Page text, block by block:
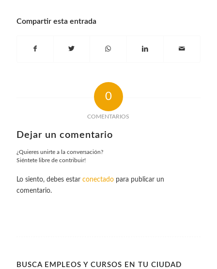
Compartir esta entrada
0
COMENTARIOS
Dejar un comentario
¿Quieres unirte a la conversación?
Siéntete libre de contribuir!
Lo siento, debes estar conectadopara publicar un
comentario.
BUSCA EMPLEOS Y CURSOS EN TU CIUDAD